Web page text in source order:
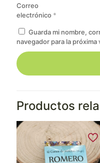
Correo
electrónico *
Guarda mi nombre,
navegador para la
Productos